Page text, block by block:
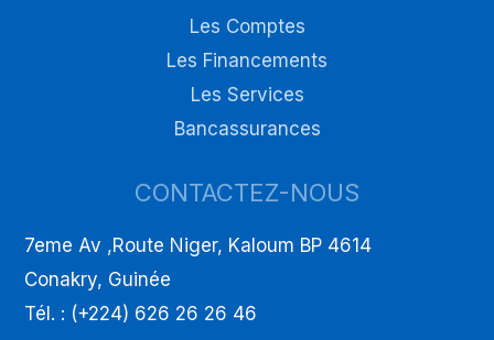
Les Comptes
Les Financements
Les Services
Bancassurances
CONTACTEZ-NOUS
7eme Av ,Route Niger, Kaloum BP 4614
Conakry, Guinée
Tél. : (+224) 626 26 26 46